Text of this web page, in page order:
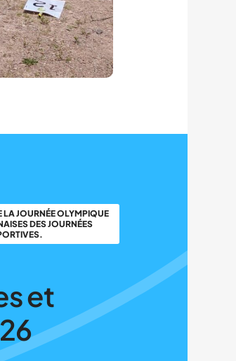
LA JOURNÉE OLYMPIQUE
DES JOURNÉES
et